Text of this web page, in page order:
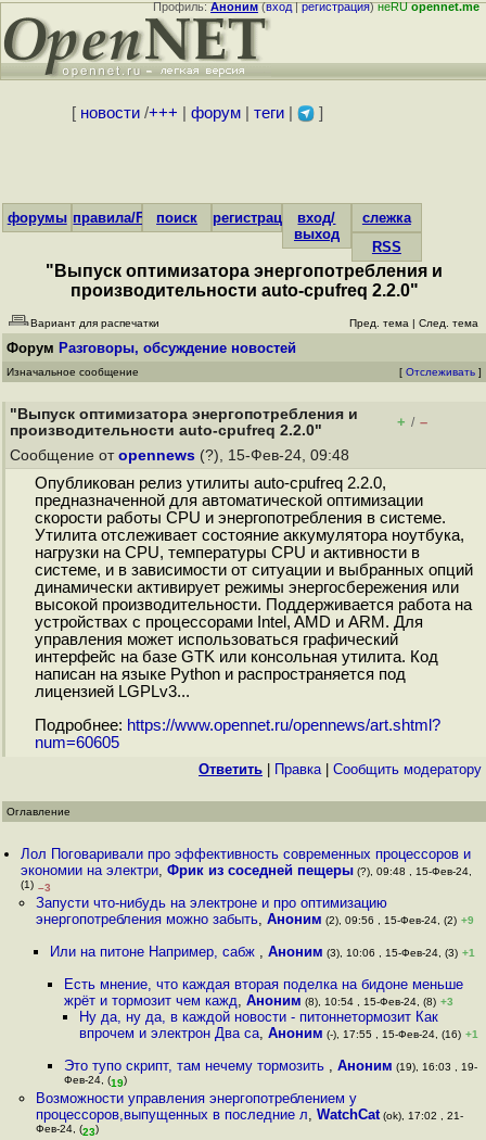
Профиль:Аноним(вход|регистрация)неRUopennet.me
[ новости/+++ форум| теги| ]
форумы правила/FAQпоиск регистрациявход/
выход
слежка
RSS
"Выпуск оптимизатора энергопотребления и
производительности auto-cpufreq 2.2.0"
Вариант для распечатки Пред. тема | След. тема
Форум Разговоры, обсуждение новостей
Изначальное сообщение [ Отслеживать ]
"Выпуск оптимизатора энергопотребления и
производительности auto-cpufreq 2.2.0"
+ / –
Сообщение от opennews (?), 15-Фев-24, 09:48
Опубликован релиз утилиты auto-cpufreq 2.2.0,
предназначенной для автоматической оптимизации
скорости работы CPU и энергопотребления в системе.
Утилита отслеживает состояние аккумулятора ноутбука,
нагрузки на CPU, температуры CPU и активности в
системе, и в зависимости от ситуации и выбранных опций
динамически активирует режимы энергосбережения или
высокой производительности. Поддерживается работа на
устройствах с процессорами Intel, AMD и ARM. Для
управления может использоваться графический
интерфейс на базе GTK или консольная утилита. Код
написан на языке Python и распространяется под
лицензией LGPLv3...
Подробнее: https://www.opennet.ru/opennews/art.shtml?
num=60605
Ответить Правка| Cообщить модератору
Оглавление
Лол Поговаривали про эффективность современных процессоров и
экономии на электри,Фрик из соседней пещеры (?), 09:48 , 15-Фев-24,
(1) –3
Запусти что-нибудь на электроне и про оптимизацию
энергопотребления можно забыть, Аноним (2), 09:56 , 15-Фев-24, (2) +9
Или на питоне Например, сабж , Аноним (3), 10:06 , 15-Фев-24, (3) +1
Есть мнение, что каждая вторая поделка на бидоне меньше
жрёт и тормозит чем кажд,Аноним (8), 10:54 , 15-Фев-24, (8) +3
Ну да, ну да, в каждой новости - питоннетормозит Как
впрочем и электрон Два са, Аноним (-), 17:55 , 15-Фев-24, (16) +1
Это тупо скрипт, там нечему тормозить ,Аноним (19), 16:03 , 19-
Фев-24, (19)
Возможности управления энергопотреблением у
процессоров,выпущенных в последние л, WatchCat(ok), 17:02 , 21-
Фев-24, (23)